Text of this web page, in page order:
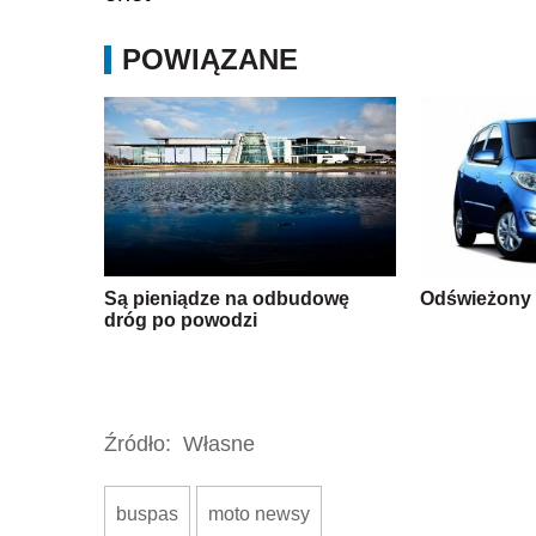
POWIĄZANE
Są pieniądze na odbudowę
dróg po powodzi
Odświeżony
Źródło: Własne
buspas moto newsy